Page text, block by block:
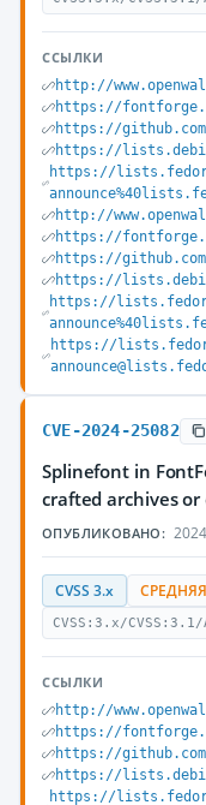
ССЫЛКИ
http://
https://
https://
https://
https://
http://
https://
https://
https://
https://
https://
CVE-2024-25082
Splinefont in
crafted archives or
ОПУБЛИКОВАНО:
CVSS 3.x
CVSS:3.x/
ССЫЛКИ
http://
https://
https://
https://
https://